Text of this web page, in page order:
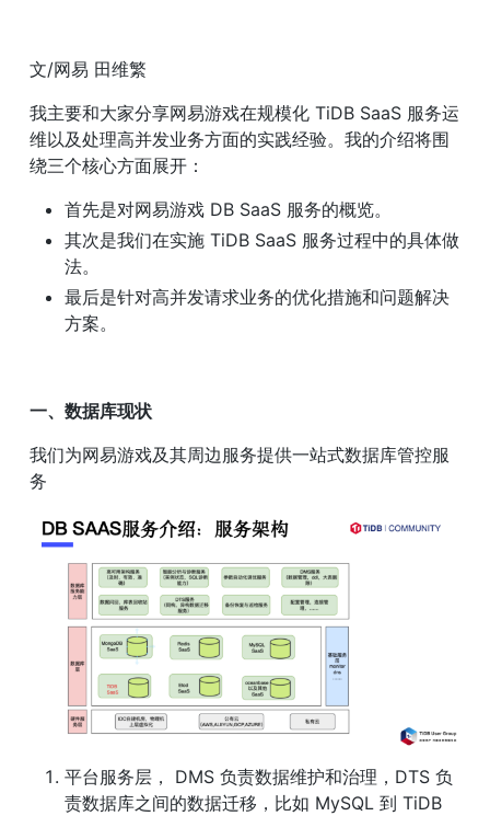
文/网易 田维繁
我主要和大家分享网易游戏在规模化 TiDB SaaS 服务运
维以及处理高并发业务方面的实践经验。我的介绍将围
绕三个核心方面展开：
首先是对网易游戏 DB SaaS 服务的概览。
其次是我们在实施 TiDB SaaS 服务过程中的具体做
法。
最后是针对高并发请求业务的优化措施和问题解决
方案。
一、数据库现状
我们为网易游戏及其周边服务提供一站式数据库管控服
务
平台服务层， DMS 负责数据维护和治理，DTS 负
责数据库之间的数据迁移，比如 MySQL 到 TiDB